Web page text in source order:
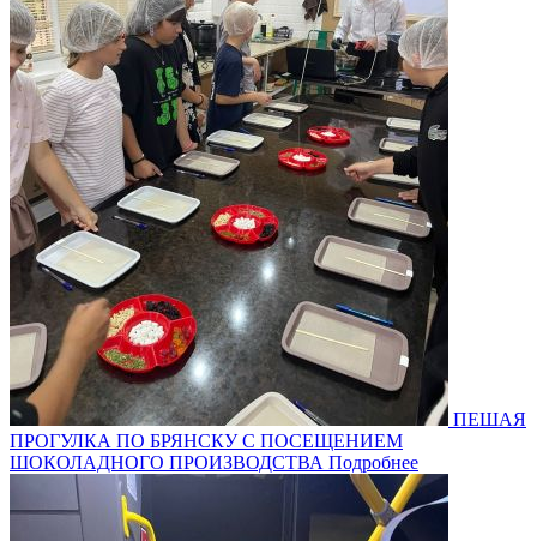
ПЕШАЯ
ПРОГУЛКА ПО БРЯНСКУ С ПОСЕЩЕНИЕМ
ШОКОЛАДНОГО ПРОИЗВОДСТВА Подробнее